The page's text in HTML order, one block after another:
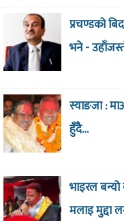
प्रचण्डको
भने -
स्याङजा :
हुँदै…
भाइरल
मलाइ मुद्दा